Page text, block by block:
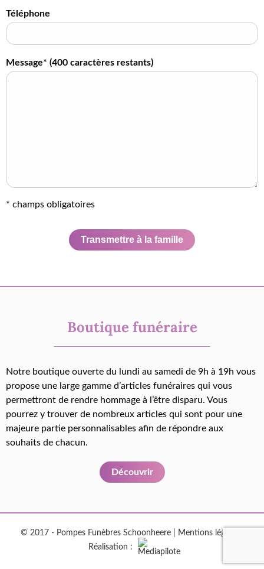
Téléphone
Message* (400 caractères restants)
* champs obligatoires
Transmettre à la famille
Boutique funéraire
Notre boutique ouverte du lundi au samedi de 9h à 19h vous
propose une large gamme d’articles funéraires qui vous
permettront de rendre hommage à l’être disparu. Vous
pourrez y trouver de nombreux articles qui sont pour une
majeure partie personnalisables afin de répondre aux
souhaits de chacun.
Découvrir
© 2017 - Pompes Funèbres Schoonheere | Mentions légales
Réalisation :